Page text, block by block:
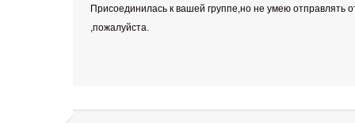
Присоединилась к вашей группе,но не умею отправлять
,пожалуйста.